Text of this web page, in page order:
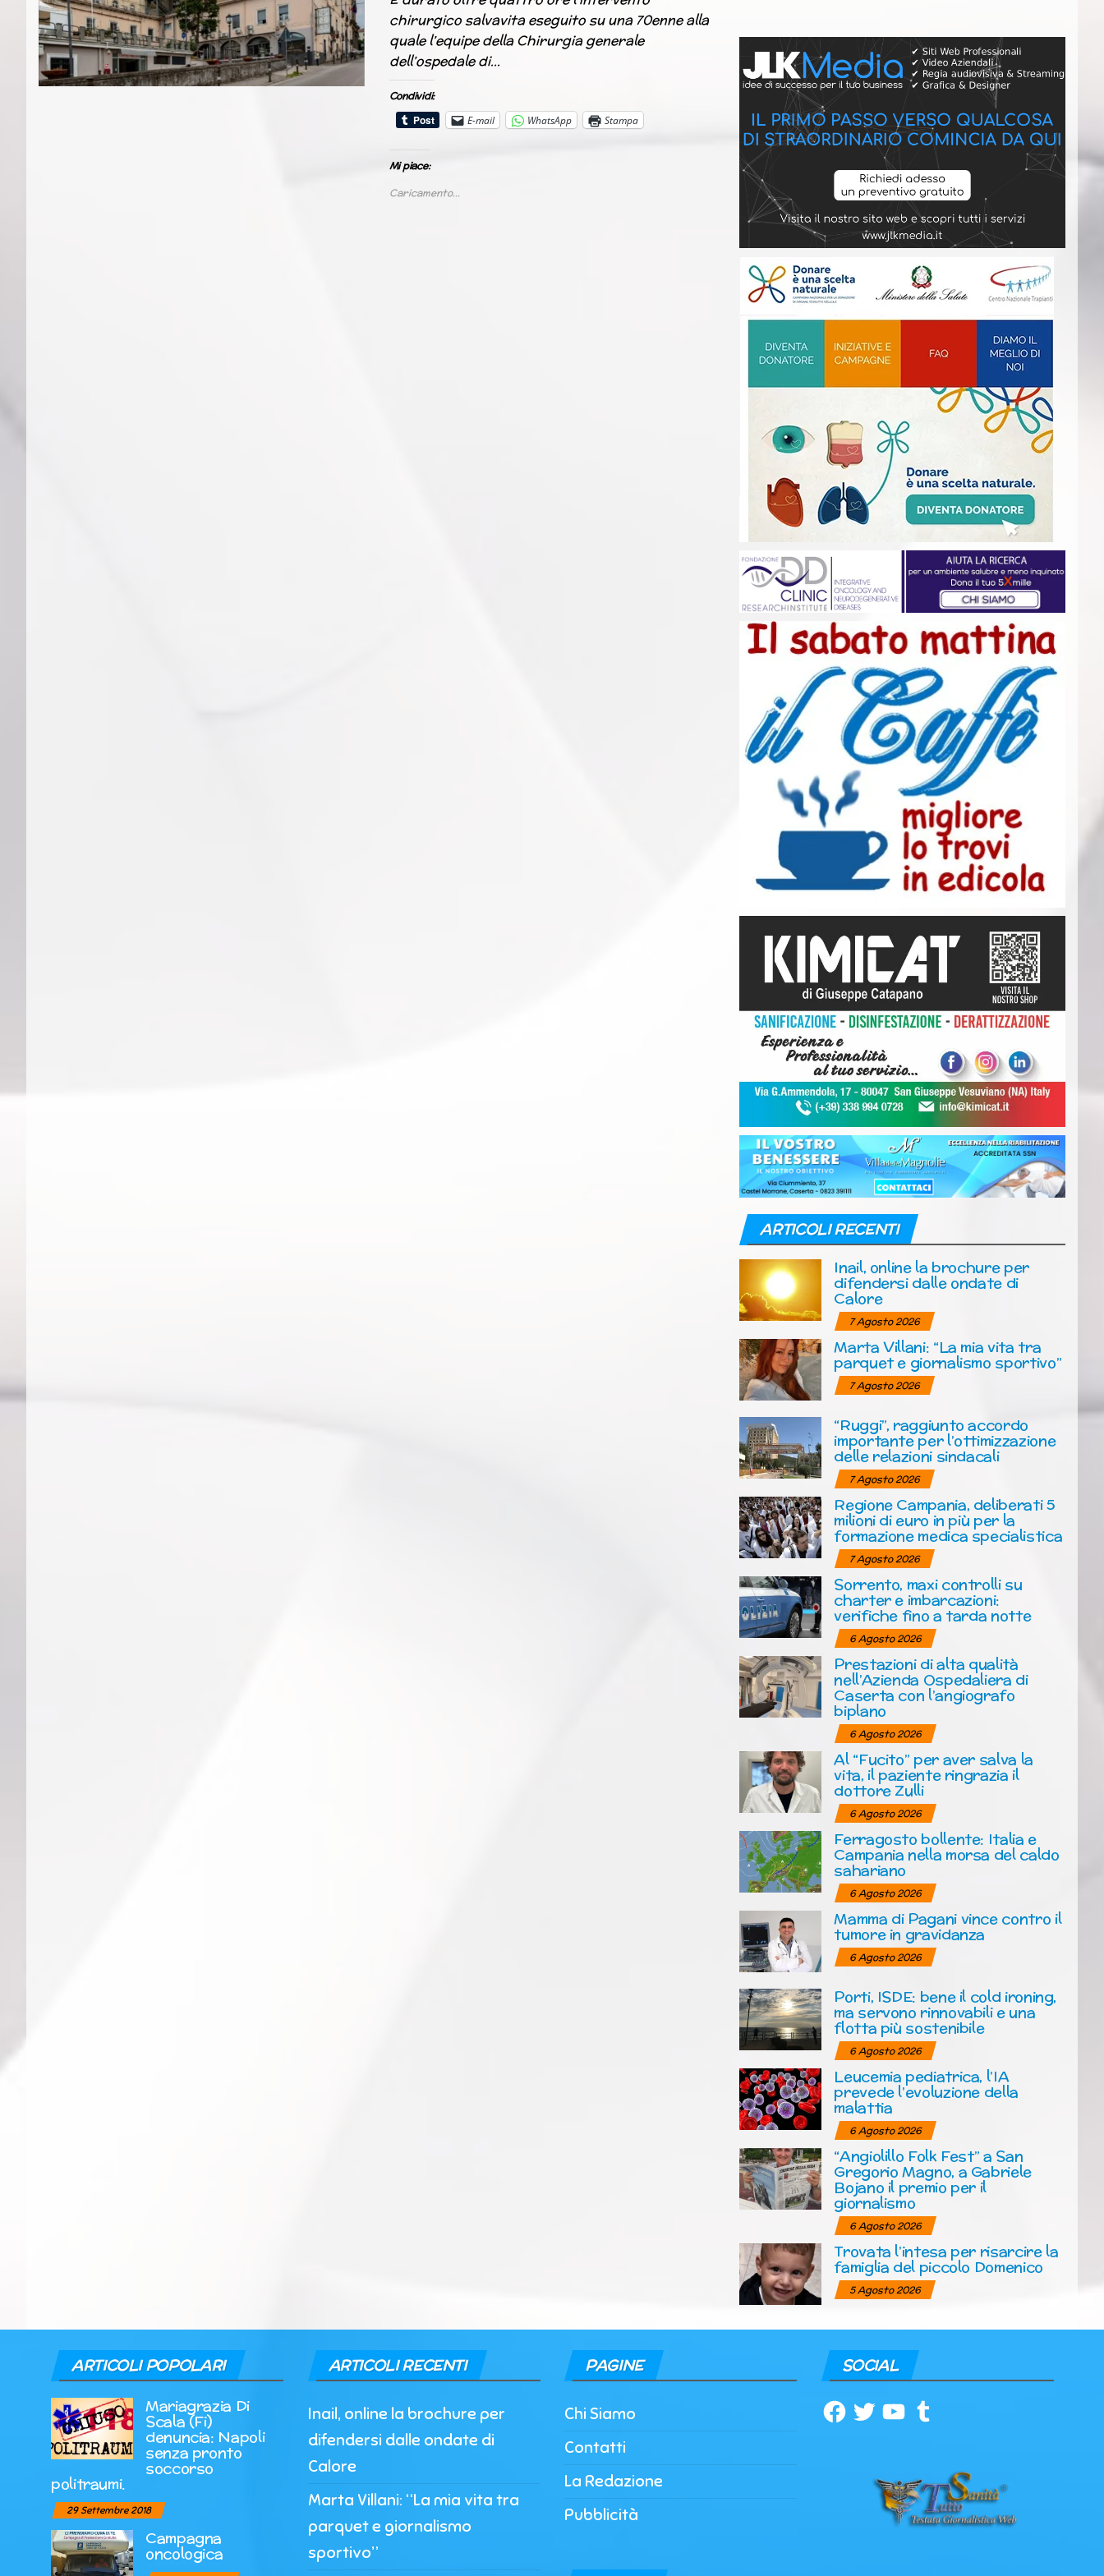
chirurgico salvavita eseguito su una 70enne alla
quale l’equipe della Chirurgia generale
dell’ospedale di…
Condividi:
E-mail
WhatsApp Stampa
Mi piace:
Caricamento...
ARTICOLI RECENTI
Inail, online la brochure per
difendersi dalle ondate di
Calore
7 Agosto 2026
Marta Villani: “La mia vita tra
parquet e giornalismo sportivo”
7 Agosto 2026
“Ruggi”, raggiunto accordo
importante per l’ottimizzazione
delle relazioni sindacali
7 Agosto 2026
Regione Campania, deliberati 5
milioni di euro in più per la
formazione medica specialistica
7 Agosto 2026
Sorrento, maxi controlli su
charter e imbarcazioni:
verifiche fino a tarda notte
6 Agosto 2026
Prestazioni di alta qualità
nell’Azienda Ospedaliera di
Caserta con l’angiografo
biplano
6 Agosto 2026
Al “Fucito” per aver salva la
vita, il paziente ringrazia il
dottore Zulli
6 Agosto 2026
Ferragosto bollente: Italia e
Campania nella morsa del caldo
sahariano
6 Agosto 2026
Mamma di Pagani vince contro il
tumore in gravidanza
6 Agosto 2026
Porti, ISDE: bene il cold ironing,
ma servono rinnovabili e una
flotta più sostenibile
6 Agosto 2026
Leucemia pediatrica, l’IA
prevede l’evoluzione della
malattia
6 Agosto 2026
“Angiolillo Folk Fest” a San
Gregorio Magno, a Gabriele
Bojano il premio per il
giornalismo
6 Agosto 2026
Trovata l’intesa per risarcire la
famiglia del piccolo Domenico
5 Agosto 2026
ARTICOLI POPOLARI
Mariagrazia Di
Scala (Fi)
denuncia: Napoli
senza pronto
soccorso
politraumi.
29 Settembre 2018
Campagna
oncologica
ARTICOLI RECENTI
Inail, online la brochure per
difendersi dalle ondate di
Calore
Marta Villani: “La mia vita tra
parquet e giornalismo
sportivo”
PAGINE
Chi Siamo
Contatti
La Redazione
Pubblicità
SOCIAL
Facebook
TwitterYouTubeTumblr